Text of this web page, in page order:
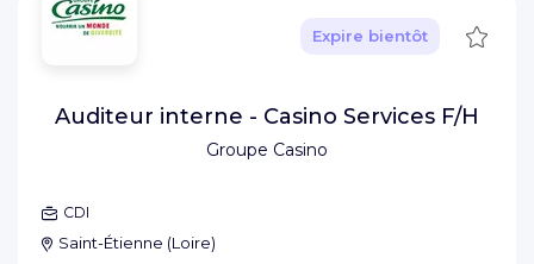
Groupe Casino
Expire bientôt
Auditeur interne - Casino Services F/H
CDI
Saint-Étienne (Loire)